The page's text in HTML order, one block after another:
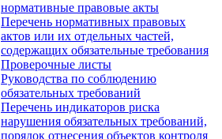
нормативные правовые акты
Перечень нормативных правовых
актов или их отдельных частей,
содержащих обязательные требования
Проверочные листы
Руководства по соблюдению
обязательных требований
Перечень индикаторов риска
нарушения обязательных требований,
порядок отнесения объектов контроля